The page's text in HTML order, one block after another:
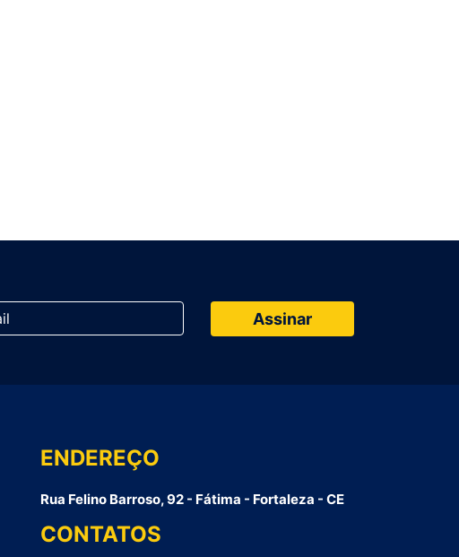
ENDEREÇO
Rua Felino Barroso, 92 - Fátima - Fortaleza - CE
CONTATOS